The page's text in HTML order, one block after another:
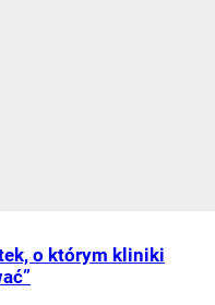
o którym kliniki